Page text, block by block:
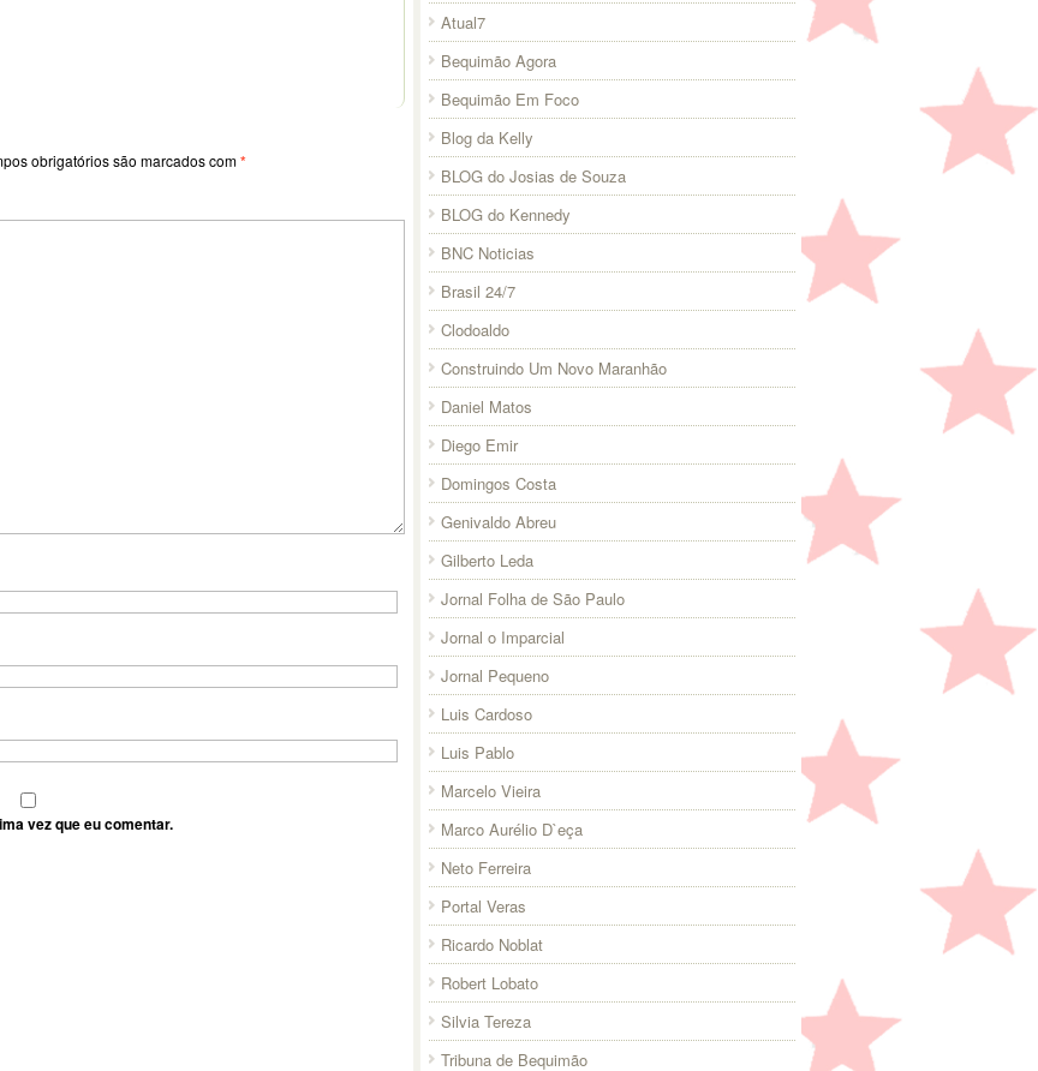
obrigatórios são marcados com*
vez que eu comentar.
Atual7
Bequimão Agora
Bequimão Em Foco
Blog da Kelly
BLOG do Josias de Souza
BLOG do Kennedy
BNC Noticias
Brasil 24/7
Clodoaldo
Construindo Um Novo Maranhão
Daniel Matos
Diego Emir
Domingos Costa
Genivaldo Abreu
Gilberto Leda
Jornal Folha de São Paulo
Jornal o Imparcial
Jornal Pequeno
Luis Cardoso
Luis Pablo
Marcelo Vieira
Marco Aurélio D`eça
Neto Ferreira
Portal Veras
Ricardo Noblat
Robert Lobato
Silvia Tereza
Tribuna de Bequimão